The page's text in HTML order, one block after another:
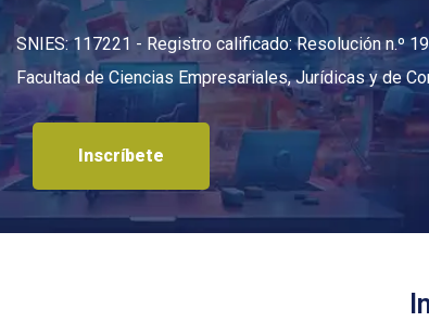
SNIES: 117221 - Registro calificado: Resolución n.º
Facultad de Ciencias Empresariales, Jurídicas y de
Inscríbete